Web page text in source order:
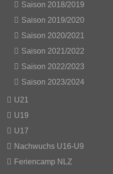
Saison 2018/2019
Saison 2019/2020
Saison 2020/2021
Saison 2021/2022
Saison 2022/2023
Saison 2023/2024
U21
U19
U17
Nachwuchs U16-U9
Feriencamp NLZ